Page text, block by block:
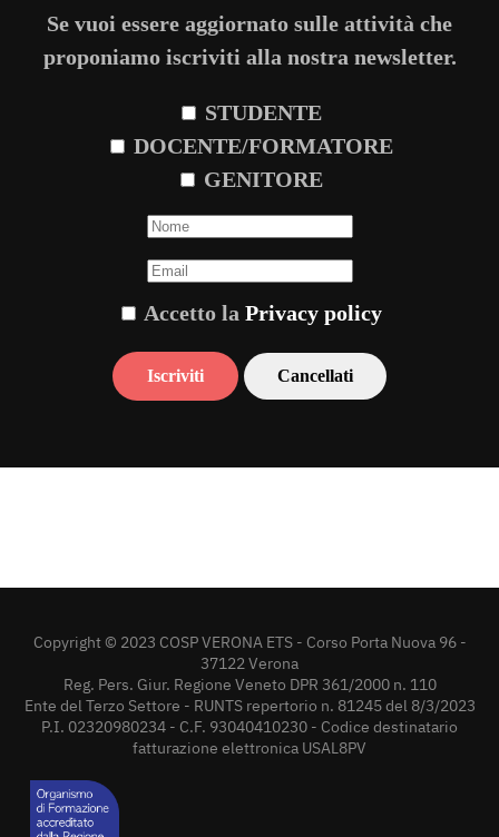
Se vuoi essere aggiornato sulle attività che
proponiamo iscriviti alla nostra newsletter.
STUDENTE
DOCENTE/FORMATORE
GENITORE
Accetto la Privacy policy
Copyright © 2023 COSP VERONA ETS - Corso Porta Nuova 96 -
37122 Verona
Reg. Pers. Giur. Regione Veneto DPR 361/2000 n. 110
Ente del Terzo Settore - RUNTS repertorio n. 81245 del 8/3/2023
P.I. 02320980234 - C.F. 93040410230 - Codice destinatario
fatturazione elettronica USAL8PV